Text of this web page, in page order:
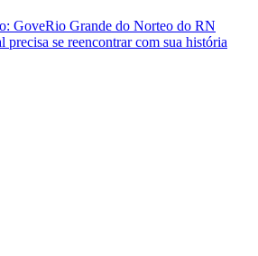
se reencontrar com sua história